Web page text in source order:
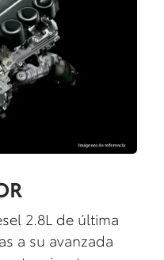
2.8L de última
a su avanzada